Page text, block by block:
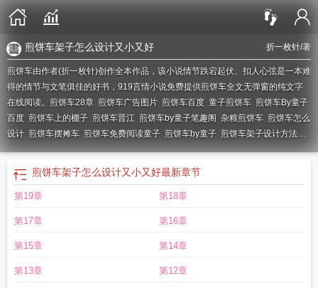
折一枚针/著
煎饼车架子怎么设计又小又好
煎饼车由作者(折一枚针)创作全本作品，该小说情节跌宕起伏、扣人心弦是一本难
得的情节与文笔俱佳的好书，919言情小说免费提供煎饼车全文无弹窗的纯文字
在线阅读。 煎饼车28章 煎饼车广告图片 煎饼车百度 童子煎饼车 煎饼车By童子
百度 煎饼车上的棚子 煎饼车晋江 煎饼车by童子笔趣阁 杂粮煎饼车 煎饼车怎么
设计 煎饼车摆摊车 煎饼车免费阅读童子 煎饼车by童子 煎饼车架子设计方法简
单煎饼车讲的什么煎饼车多少钱一台煎饼车txt百度资源煎饼车配音煎饼车txt
完整版 煎饼车设计图 煎饼车怎样设计最方便 煎饼车 折一枚针完整版
章和谐内容
图片大全
煎饼车怎么做
25肉
煎饼车童子25肉 煎饼车第26章截图 煎饼车by折一枚针txt宝书网
子完整版
煎饼车免费阅读
by童子讲的什么
煎饼车by童子/折一枚针煎饼车by童子免费
煎饼车架子怎么设计又小又好最新章节
第19章 第18章
第17章 第16章
第15章 第14章
第13章 第12章